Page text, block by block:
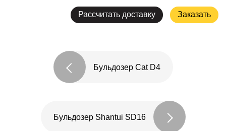
Рассчитать доставку Заказать
Бульдозер Cat D4
Бульдозер Shantui SD16